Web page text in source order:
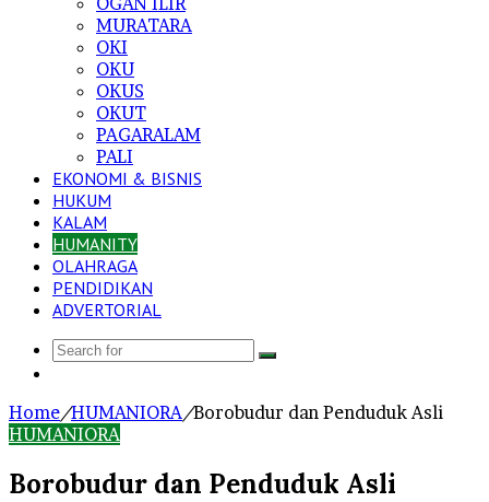
MURATARA
OKI
OKU
OKUS
OKUT
PAGARALAM
PALI
EKONOMI & BISNIS
HUKUM
KALAM
HUMANITY
OLAHRAGA
PENDIDIKAN
ADVERTORIAL
Search
Home/HUMANIORA/Borobudur dan Penduduk Asli
HUMANIORA
Borobudur dan Penduduk Asli